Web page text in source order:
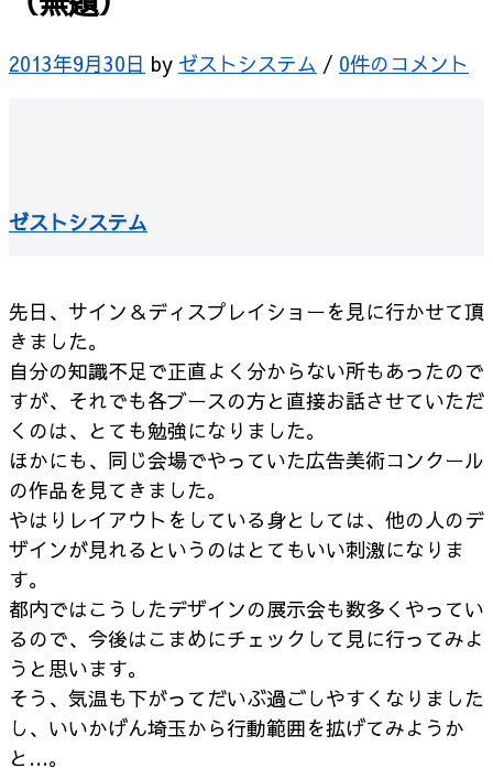
2013年9月30日 by ゼストシステム / 0件のコメント
ゼストシステム
先日、サイン＆ディスプレイショーを見に行かせて頂
きました。
自分の知識不足で正直よく分からない所もあったので
すが、 それでも各ブースの方と直接お話させていただ
くのは、とても勉強になりました。
ほかにも、同じ会場でやっていた広告美術コンクール
の作品を見てきました。
やはりレイアウトをしている身としては、他の人のデ
ザインが見れるというのはとてもいい刺激になりま
す。
都内ではこうしたデザインの展示会も数多くやってい
るので、 今後はこまめにチェックして見に行ってみよ
うと思います。
そう、気温も下がってだいぶ過ごしやすくなりました
し、 いいかげん埼玉から行動範囲を拡げてみようか
と…。